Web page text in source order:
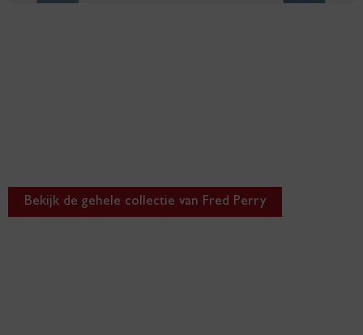
Bekijk de gehele collectie van Fred Perry